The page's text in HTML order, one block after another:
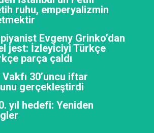
ruhu, emperyalizmin
Evgeny Grinko’dan
jest: İzleyiciyi Türkçe
parça çaldı
Vakfı 30’uncu iftar
gerçekleştirdi
yıl hedefi: Yeniden